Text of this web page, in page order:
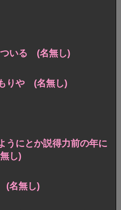
ついる (名無し)
りや (名無し)
うにとか説得力前の年に
し)
(名無し)